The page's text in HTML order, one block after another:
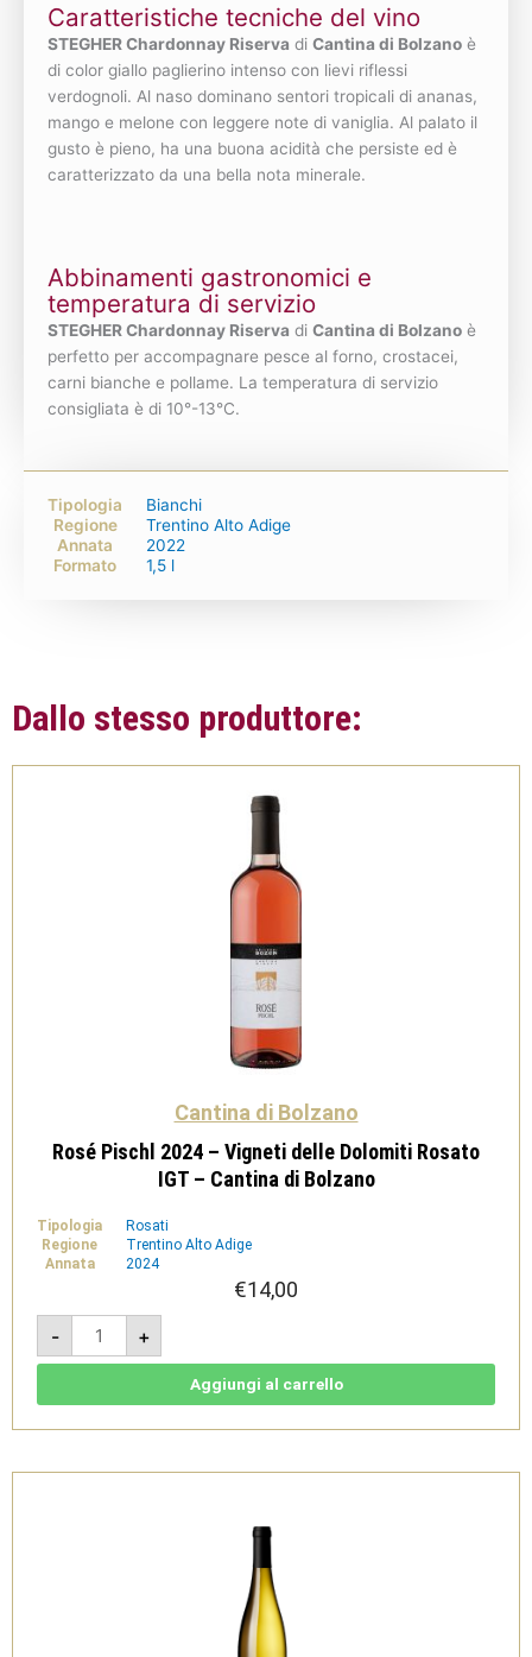
Caratteristiche tecniche del vino
STEGHER Chardonnay Riserva di Cantina di Bolzano è
di color giallo paglierino intenso con lievi riflessi
verdognoli. Al naso dominano sentori tropicali di ananas,
mango e melone con leggere note di vaniglia. Al palato il
gusto è pieno, ha una buona acidità che persiste ed è
caratterizzato da una bella nota minerale.
Abbinamenti gastronomici e
temperatura di servizio
STEGHER Chardonnay Riserva di Cantina di Bolzano è
perfetto per accompagnare pesce al forno, crostacei,
carni bianche e pollame. La temperatura di servizio
consigliata è di 10°-13°C.
Tipologia
Bianchi
Regione
Trentino Alto Adige
Annata
2022
Formato
1,5 l
Dallo stesso produttore:
Cantina di Bolzano
Rosé Pischl 2024 – Vigneti delle Dolomiti Rosato
IGT – Cantina di Bolzano
Tipologia
Rosati
Regione
Trentino Alto Adige
Annata
2024
€14,00
-
Rosé
Pischl
2024
-
Rosato
Cantina
+
Aggiungi al carrello